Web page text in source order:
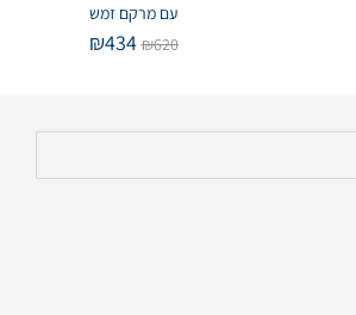
עם מרקם זמש
₪620
₪434